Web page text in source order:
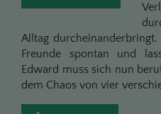
Alltag durcheinanderbringt.
Freunde spontan und
Edward muss sich nun
dem Chaos von vier